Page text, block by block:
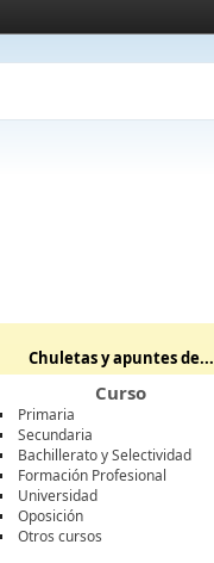
Chuletas y apuntes de...
Curso
Primaria
Secundaria
Bachillerato y Selectividad
Formación Profesional
Universidad
Oposición
Otros cursos